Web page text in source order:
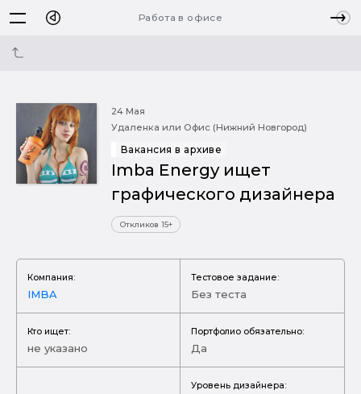
Работа в офисе
24 Мая
Удаленка или Офис (Нижний Новгород)
Вакансия в архиве
Imba Energy ищет
графического дизайнера
Откликов 15+
Компания:
IMBA
Тестовое задание:
Без теста
Кто ищет:
не указано
Портфолио обязательно:
Да
Уровень дизайнера: